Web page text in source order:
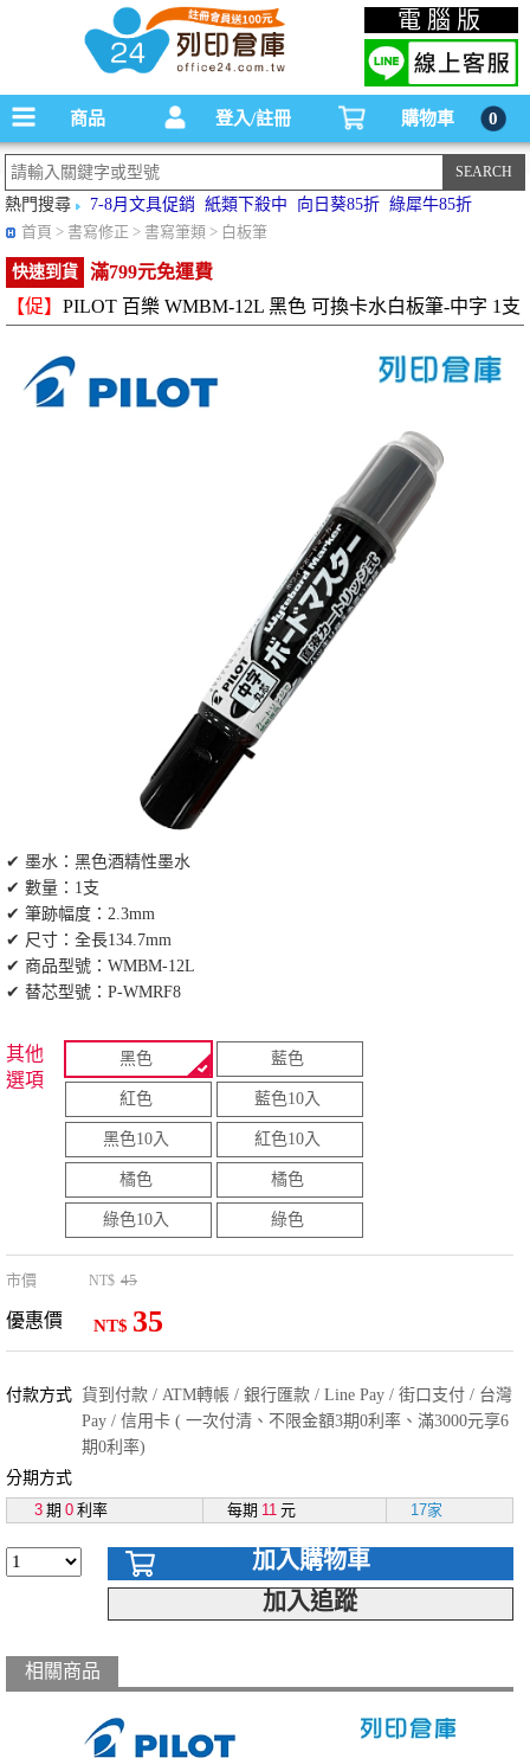
碳粉匣，墨水匣,原廠碳粉匣，副廠碳粉匣，環保碳粉匣,連續供墨印表機-office24列印
倉庫線上購物手機版
電腦版
商品 登入/註冊 購物車 0
熱門搜尋 7-8月文具促銷 紙類下殺中 向日葵85折 綠犀牛85折
首頁 > 書寫修正 > 書寫筆類 > 白板筆
快速到貨
滿799元免運費
【促】 PILOT 百樂 WMBM-12L 黑色 可換卡水白板筆-中字 1支
✔ 墨水：黑色酒精性墨水
✔ 數量：1支
✔ 筆跡幅度：2.3mm
✔ 尺寸：全長134.7mm
✔ 商品型號：WMBM-12L
✔ 替芯型號：P-WMRF8
其他
選項
黑色 藍色
紅色 藍色10入
黑色10入 紅色10入
橘色 橘色
綠色10入 綠色
市價 NT$ 45
優惠價 NT$ 35
付款方式 貨到付款 / ATM轉帳 / 銀行匯款 / Line Pay / 街口支付 / 台灣
Pay / 信用卡 ( 一次付清、不限金額3期0利率、滿3000元享6
期0利率)
分期方式
3 期 0 利率 每期 11 元 17家
加入購物車
加入追蹤
相關商品